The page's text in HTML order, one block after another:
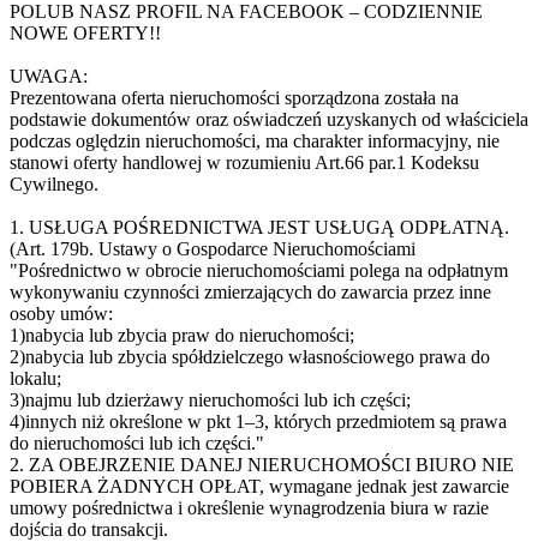
POLUB NASZ PROFIL NA FACEBOOK – CODZIENNIE
NOWE OFERTY!!
UWAGA:
Prezentowana oferta nieruchomości sporządzona została na
podstawie dokumentów oraz oświadczeń uzyskanych od właściciela
podczas oględzin nieruchomości, ma charakter informacyjny, nie
stanowi oferty handlowej w rozumieniu Art.66 par.1 Kodeksu
Cywilnego.
1. USŁUGA POŚREDNICTWA JEST USŁUGĄ ODPŁATNĄ.
(Art. 179b. Ustawy o Gospodarce Nieruchomościami
"Pośrednictwo w obrocie nieruchomościami polega na odpłatnym
wykonywaniu czynności zmierzających do zawarcia przez inne
osoby umów:
1)nabycia lub zbycia praw do nieruchomości;
2)nabycia lub zbycia spółdzielczego własnościowego prawa do
lokalu;
3)najmu lub dzierżawy nieruchomości lub ich części;
4)innych niż określone w pkt 1–3, których przedmiotem są prawa
do nieruchomości lub ich części."
2. ZA OBEJRZENIE DANEJ NIERUCHOMOŚCI BIURO NIE
POBIERA ŻADNYCH OPŁAT, wymagane jednak jest zawarcie
umowy pośrednictwa i określenie wynagrodzenia biura w razie
dojścia do transakcji.